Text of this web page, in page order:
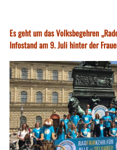
Es geht um das Volksbegehren
Infostand am 9. Juli hinter der